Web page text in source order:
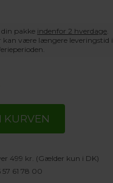
din pakke indenfor 2 hverdage.
kan være længere leveringstid i
499 kr. (Gælder kun i DK)
57 61 78 00